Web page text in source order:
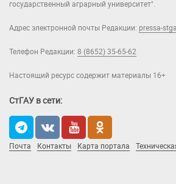
государственный аграрный университет".
Адрес электронной почты Редакции: pressa-
Телефон Редакции: 8 (8652) 35-65-62
Настоящий ресурс содержит материалы 16+
СтГАУ в сети:
Почта Контакты Карта портала